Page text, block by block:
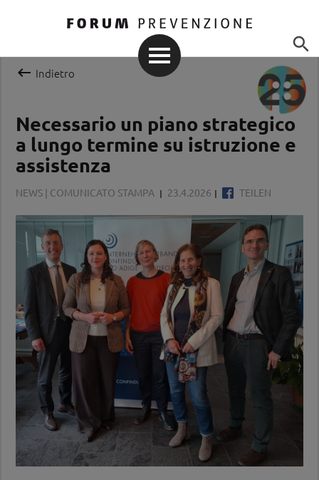

 Indietro
Necessario un piano strategico
a lungo termine su istruzione e
assistenza
NEWS | COMUNICATO STAMPA 23.4.2026 TEILEN